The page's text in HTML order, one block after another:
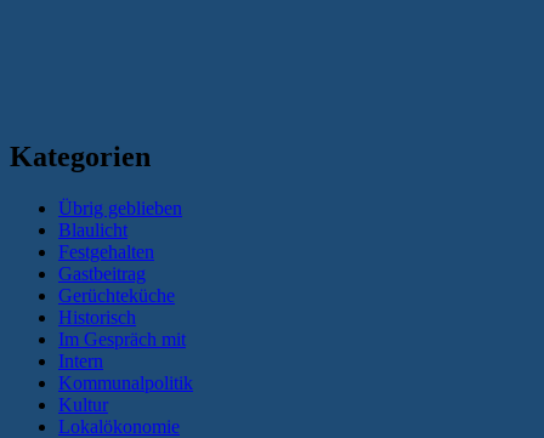
Kategorien
Übrig geblieben
Blaulicht
Festgehalten
Gastbeitrag
Gerüchteküche
Historisch
Im Gespräch mit
Intern
Kommunalpolitik
Kultur
Lokalökonomie